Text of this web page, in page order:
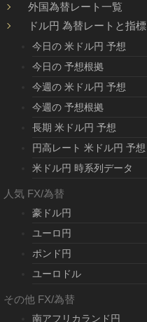
外国為替レート一覧
ドル円 為替レートと指標
今日の 米ドル円 予想
今日の 予想根拠
今週の 米ドル円 予想
今週の 予想根拠
長期 米ドル円 予想
円高レート 米ドル円 予想
米ドル円 時系列データ
人気 FX/為替
豪ドル円
ユーロ円
ポンド円
ユーロドル
その他 FX/為替
南アフリカランド円